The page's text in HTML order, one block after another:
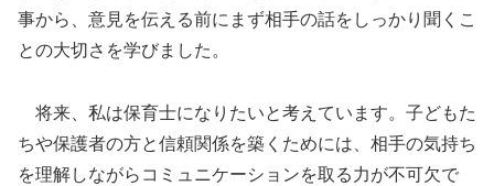
事から、意見を伝える前にまず相手の話をしっかり聞くこ
との大切さを学びました。
将来、私は保育士になりたいと考えています。子どもた
ちや保護者の方と信頼関係を築くためには、相手の気持ち
を理解しながらコミュニケーションを取る力が不可欠で